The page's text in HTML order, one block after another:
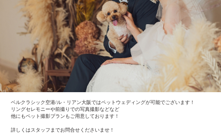
ベルクラシック空港/ル・リアン大阪ではペットウェディングが可能でございます！
リングセレモニーや前撮りでの写真撮影などなど
他にもペット撮影プランもご用意しております！
詳しくはスタッフまでお問合せくださいませ！